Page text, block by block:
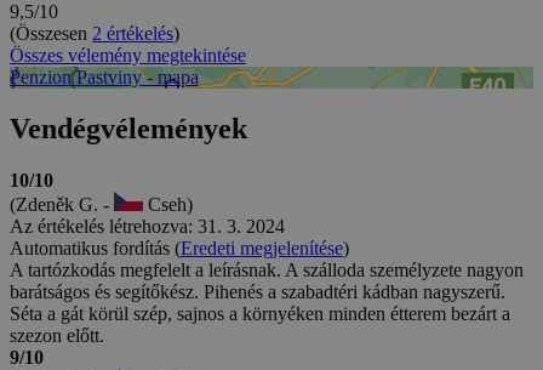
9,5/10
(Összesen 2 értékelés)
Összes vélemény megtekintése
Penzion Pastviny - mapa
Vendégvélemények
10/10
(Zdeněk G. -
Cseh)
Az értékelés létrehozva: 31. 3. 2024
Automatikus fordítás (Eredeti megjelenítése)
A tartózkodás megfelelt a leírásnak. A szálloda személyzete nagyon
barátságos és segítőkész. Pihenés a szabadtéri kádban nagyszerű.
Séta a gát körül szép, sajnos a környéken minden étterem bezárt a
szezon előtt.
9/10